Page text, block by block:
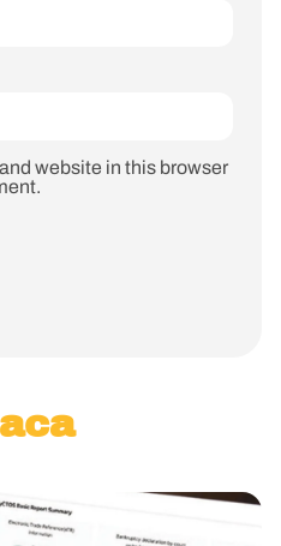
website in this browser